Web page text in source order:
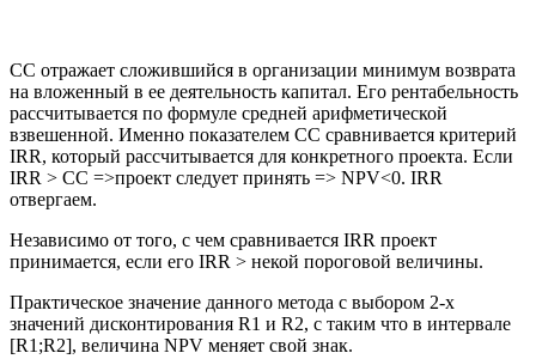
СС отражает сложившийся в организации минимум возврата
на вложенный в ее деятельность капитал. Его рентабельность
рассчитывается по формуле средней арифметической
взвешенной. Именно показателем СС сравнивается критерий
IRR, который рассчитывается для конкретного проекта. Если
IRR > CC =>проект следует принять => NPV<0. IRR
отвергаем.
Независимо от того, с чем сравнивается IRR проект
принимается, если его IRR > некой пороговой величины.
Практическое значение данного метода с выбором 2-х
значений дисконтирования R1 и R2, с таким что в интервале
[R1;R2], величина NPV меняет свой знак.